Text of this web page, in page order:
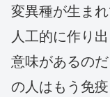
変異種が生ま
人工的に作り
意味があるの
の人はもう免